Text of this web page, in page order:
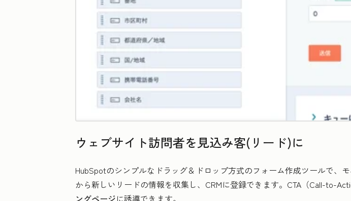
ウェブサイト訪問者を見込み客(リード)に
HubSpotのシンプルなドラッグ＆ドロップ方式のフォーム作成ツールで、
から新しいリードの情報を収集し、CRMに登録できます。CTA（Call-to-
ングページに誘導できます。